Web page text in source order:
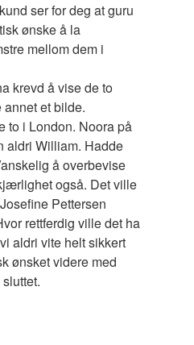
ser for deg at guru
ønske å la
mellom dem i
krevd å vise de to
et bilde.
to i London. Noora på
aldri William. Hadde
å overbevise
også. Det ville
Pettersen
rettferdig ville det ha
aldri vite helt sikkert
ønsket videre med